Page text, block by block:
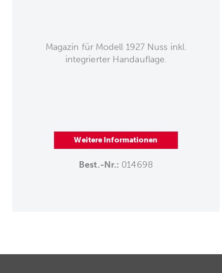
Magazin für Modell 1927 Nuss inkl.
integrierter Handauflage.
Weitere Informationen
Best.-Nr.: 014698